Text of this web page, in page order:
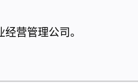
营管理公司。